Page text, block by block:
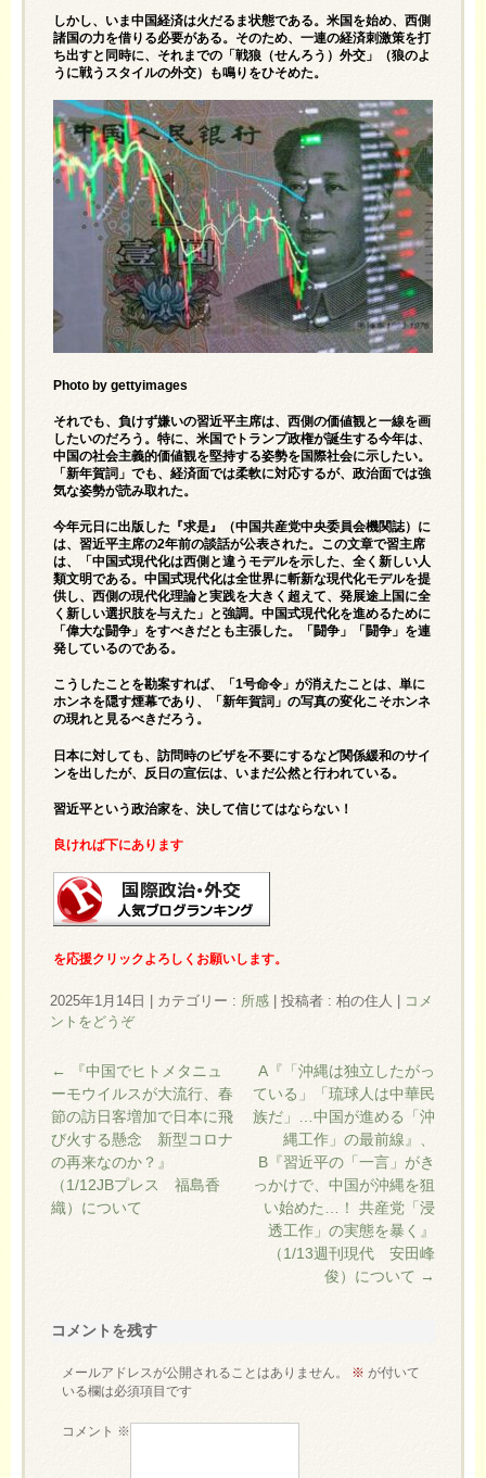
しかし、いま中国経済は火だるま状態である。米国を始め、西側
諸国の力を借りる必要がある。そのため、一連の経済刺激策を打
ち出すと同時に、それまでの「戦狼（せんろう）外交」（狼のよ
うに戦うスタイルの外交）も鳴りをひそめた。
Photo by gettyimages
それでも、負けず嫌いの習近平主席は、西側の価値観と一線を画
したいのだろう。特に、米国でトランプ政権が誕生する今年は、
中国の社会主義的価値観を堅持する姿勢を国際社会に示したい。
「新年賀詞」でも、経済面では柔軟に対応するが、政治面では強
気な姿勢が読み取れた。
今年元日に出版した『求是』（中国共産党中央委員会機関誌）に
は、習近平主席の2年前の談話が公表された。この文章で習主席
は、「中国式現代化は西側と違うモデルを示した、全く新しい人
類文明である。中国式現代化は全世界に斬新な現代化モデルを提
供し、西側の現代化理論と実践を大きく超えて、発展途上国に全
く新しい選択肢を与えた」と強調。中国式現代化を進めるために
「偉大な闘争」をすべきだとも主張した。「闘争」「闘争」を連
発しているのである。
こうしたことを勘案すれば、「1号命令」が消えたことは、単に
ホンネを隠す煙幕であり、「新年賀詞」の写真の変化こそホンネ
の現れと見るべきだろう。
日本に対しても、訪問時のビザを不要にするなど関係緩和のサイ
ンを出したが、反日の宣伝は、いまだ公然と行われている。
習近平という政治家を、決して信じてはならない！
良ければ下にあります
を応援クリックよろしくお願いします。
2025年1月14日 カテゴリー : 所感 投稿者 : 柏の住人
コメ
ントをどうぞ
←
『中国でヒトメタニュ
ーモウイルスが大流行、春
節の訪日客増加で日本に飛
び火する懸念 新型コロナ
の再来なのか？』
（1/12JBプレス 福島香
織）について
A『「沖縄は独立したがっ
ている」「琉球人は中華民
族だ」…中国が進める「沖
縄工作」の最前線』、
B『習近平の「一言」がき
っかけで、中国が沖縄を狙
い始めた…！ 共産党「浸
透工作」の実態を暴く』
（1/13週刊現代 安田峰
俊）について →
コメントを残す
メールアドレスが公開されることはありません。 ※ が付いて
いる欄は必須項目です
コメント ※